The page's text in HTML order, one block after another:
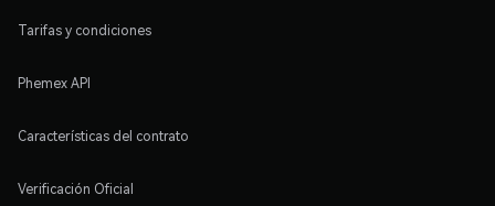
Tarifas y condiciones
Phemex API
Características del contrato
Verificación Oficial